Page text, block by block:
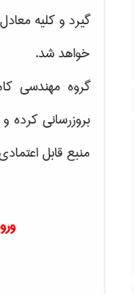
گیرد و کلیه
خواهد شد.
گروه مهندسی
بروزرسانی
منبع قابل